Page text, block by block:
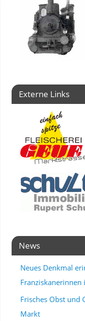
Externe Links
News
Neues Denkmal
Franziskanerinnen
Frisches Obst und
Markt